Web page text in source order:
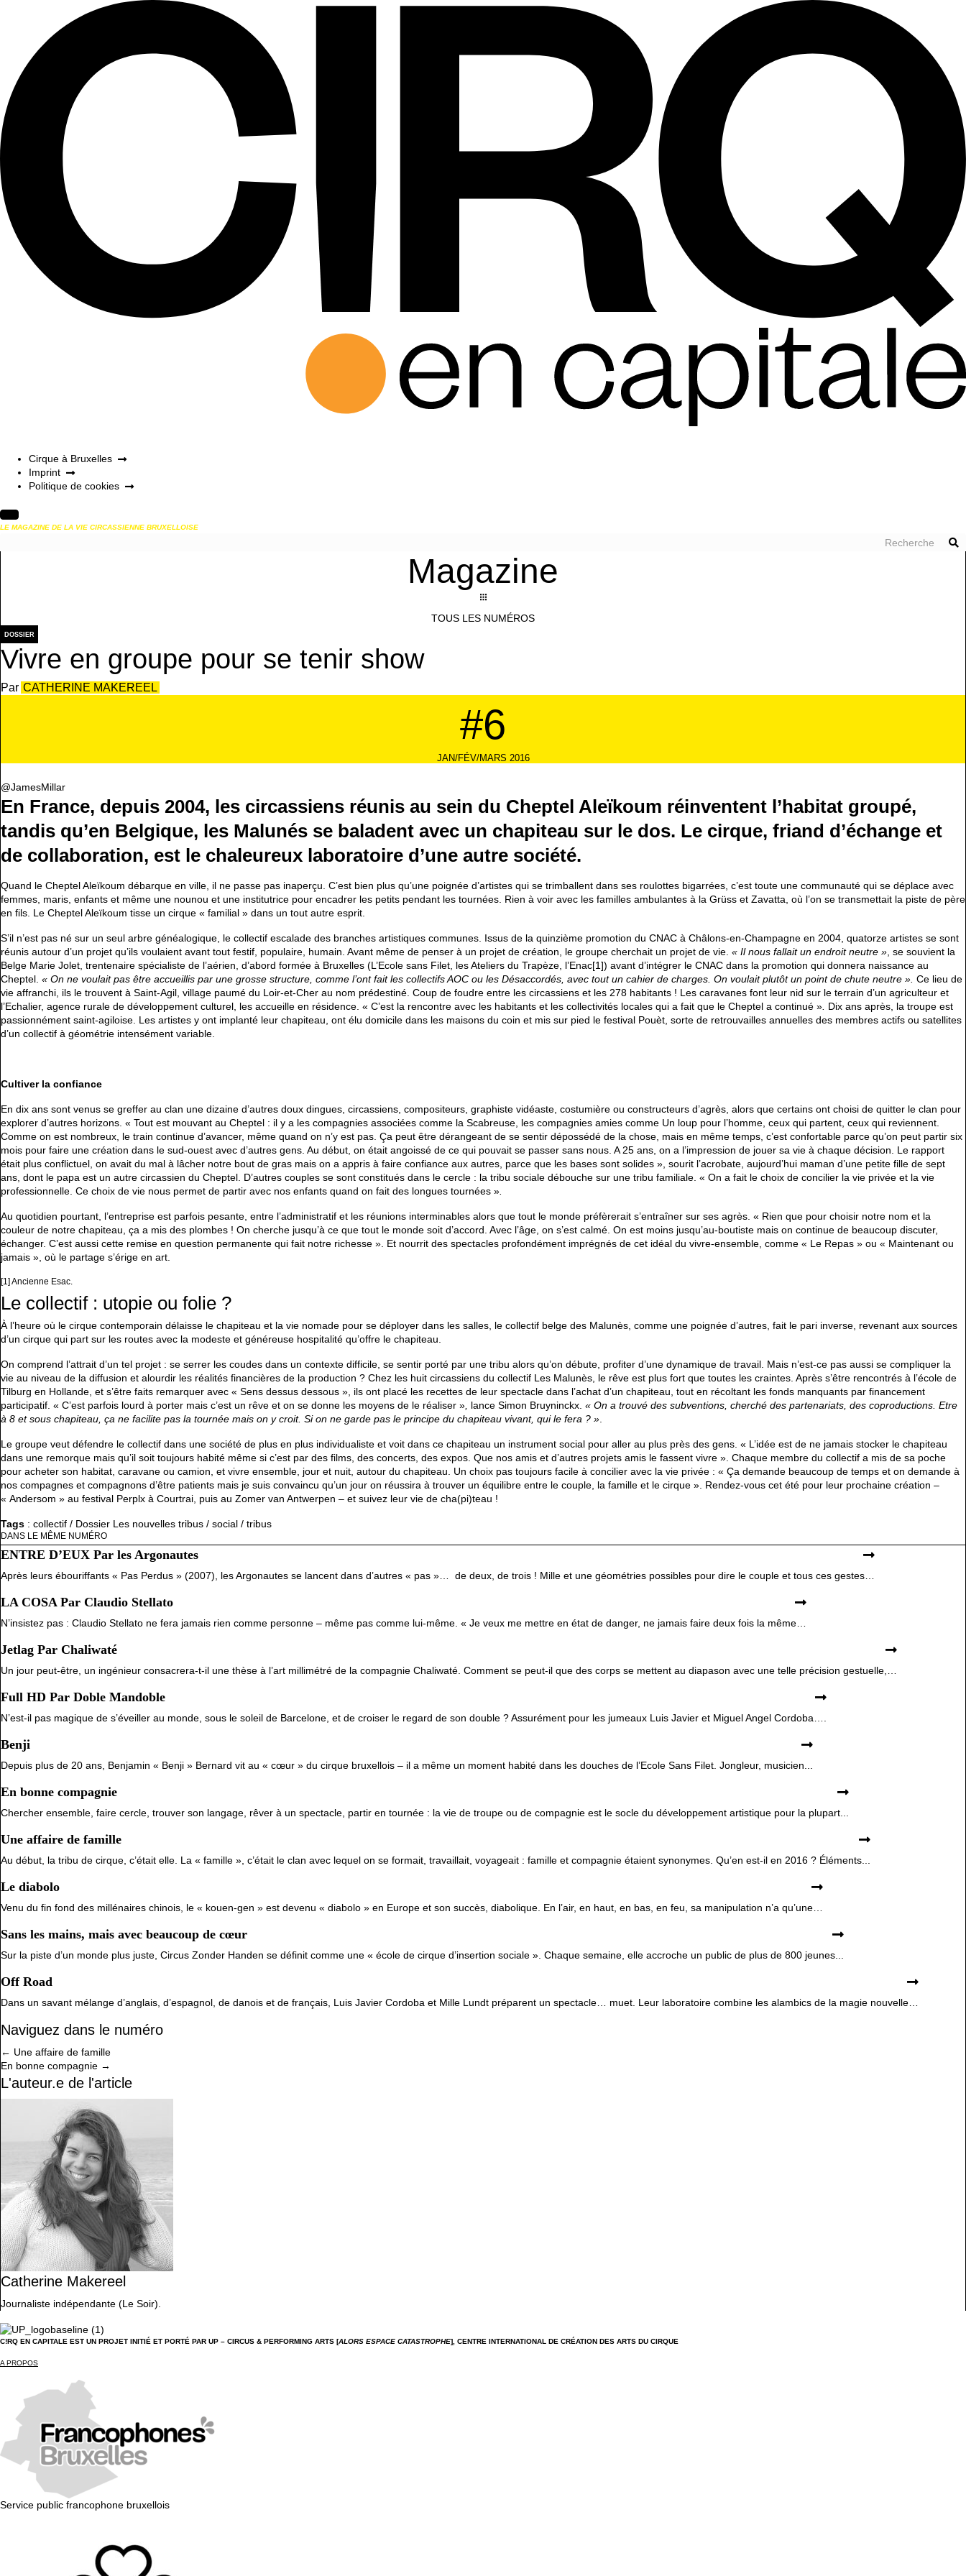
Cirque à Bruxelles
Imprint
Politique de cookies
LE MAGAZINE DE LA VIE CIRCASSIENNE BRUXELLOISE
Magazine
TOUS LES NUMÉROS
DOSSIER
Vivre en groupe pour se tenir show
CATHERINE MAKEREEL
#6
JAN/FÉV/MARS 2016
@JamesMillar
En France, depuis 2004, les circassiens réunis au sein du Cheptel Aleïkoum réinventent l’habitat groupé,
tandis qu’en Belgique, les Malunés se baladent avec un chapiteau sur le dos. Le cirque, friand d’échange et
de collaboration, est le chaleureux laboratoire d’une autre société.
Quand le Cheptel Aleïkoum débarque en ville, il ne passe pas inaperçu. C’est bien plus qu’une poignée d’artistes qui se trimballent dans ses roulottes bigarrées, c’est toute une communauté qui se déplace avec
femmes, maris, enfants et même une nounou et une institutrice pour encadrer les petits pendant les tournées. Rien à voir avec les familles ambulantes à la Grüss et Zavatta, où l’on se transmettait la piste de père
en fils. Le Cheptel Aleïkoum tisse un cirque « familial » dans un tout autre esprit.
S’il n’est pas né sur un seul arbre généalogique, le collectif escalade des branches artistiques communes. Issus de la quinzième promotion du CNAC à Châlons-en-Champagne en 2004, quatorze artistes se sont
réunis autour d’un projet qu’ils voulaient avant tout festif, populaire, humain. Avant même de penser à un projet de création, le groupe cherchait un projet de vie. « Il nous fallait un endroit neutre » , se souvient la
Belge Marie Jolet, trentenaire spécialiste de l’aérien, d’abord formée à Bruxelles (L’Ecole sans Filet, les Ateliers du Trapèze, l’Enac[1]) avant d’intégrer le CNAC dans la promotion qui donnera naissance au
Cheptel. « On ne voulait pas être accueillis par une grosse structure, comme l’ont fait les collectifs AOC ou les Désaccordés, avec tout un cahier de charges. On voulait plutôt un point de chute neutre ». Ce lieu de
vie affranchi, ils le trouvent à Saint-Agil, village paumé du Loir-et-Cher au nom prédestiné. Coup de foudre entre les circassiens et les 278 habitants ! Les caravanes font leur nid sur le terrain d’un agriculteur et
l’Echalier, agence rurale de développement culturel, les accueille en résidence. « C’est la rencontre avec les habitants et les collectivités locales qui a fait que le Cheptel a continué » Dix ans après, la troupe est
passionnément saint-agiloise. Les artistes y ont implanté leur chapiteau, ont élu domicile dans les maisons du coin et mis sur pied le festival Pouèt, sorte de retrouvailles annuelles des membres actifs ou satellites
d’un collectif à géométrie intensément variable.
Cultiver la confiance
En dix ans sont venus se greffer au clan une dizaine d’autres doux dingues, circassiens, compositeurs, graphiste vidéaste, costumière ou constructeurs d’agrès, alors que certains ont choisi de quitter le clan pour
explorer d’autres horizons. « Tout est mouvant au Cheptel : il y a les compagnies associées comme la Scabreuse, les compagnies amies comme Un loup pour l’homme, ceux qui partent, ceux qui reviennent.
Comme on est nombreux, le train continue d’avancer, même quand on n’y est pas. Ça peut être dérangeant de se sentir dépossédé de la chose, mais en même temps, c’est confortable parce qu’on peut partir six
mois pour faire une création dans le sud-ouest avec d’autres gens. Au début, on était angoissé de ce qui pouvait se passer sans nous. A 25 ans, on a l’impression de jouer sa vie à chaque décision. Le rapport
était plus conflictuel, on avait du mal à lâcher notre bout de gras mais on a appris à faire confiance aux autres, parce que les bases sont solides », sourit l’acrobate, aujourd’hui maman d’une petite fille de sept
ans, dont le papa est un autre circassien du Cheptel. D’autres couples se sont constitués dans le cercle : la tribu sociale débouche sur une tribu familiale. « On a fait le choix de concilier la vie privée et la vie
professionnelle. Ce choix de vie nous permet de partir avec nos enfants quand on fait des longues tournées »
Au quotidien pourtant, l’entreprise est parfois pesante, entre l’administratif et les réunions interminables alors que tout le monde préfèrerait s’entraîner sur ses agrès. « Rien que pour choisir notre nom et la
couleur de notre chapiteau, ça a mis des plombes ! On cherche jusqu’à ce que tout le monde soit d’accord. Avec l’âge, on s’est calmé. On est moins jusqu’au-boutiste mais on continue de beaucoup discuter,
échanger. C’est aussi cette remise en question permanente qui fait notre richesse ». Et nourrit des spectacles profondément imprégnés de cet idéal du vivre-ensemble, comme « Le Repas » ou « Maintenant ou
jamais », où le partage s’érige en art.
[1] Ancienne Esac.
Le collectif : utopie ou folie ?
À l’heure où le cirque contemporain délaisse le chapiteau et la vie nomade pour se déployer dans les salles, le collectif belge des Malunès, comme une poignée d’autres, fait le pari inverse, revenant aux sources
d’un cirque qui part sur les routes avec la modeste et généreuse hospitalité qu’offre le chapiteau.
On comprend l’attrait d’un tel projet : se serrer les coudes dans un contexte difficile, se sentir porté par une tribu alors qu’on débute, profiter d’une dynamique de travail. Mais n’est-ce pas aussi se compliquer la
vie au niveau de la diffusion et alourdir les réalités financières de la production ? Chez les huit circassiens du collectif Les Malunès, le rêve est plus fort que toutes les craintes. Après s’être rencontrés à l’école de
Tilburg en Hollande, et s’être faits remarquer avec « Sens dessus dessous », ils ont placé les recettes de leur spectacle dans l’achat d’un chapiteau, tout en récoltant les fonds manquants par financement
participatif. « C’est parfois lourd à porter mais c’est un rêve et on se donne les moyens de le réaliser » lance Simon Bruyninckx. « On a trouvé des subventions, cherché des partenariats, des coproductions. Etre
à 8 et sous chapiteau, ça ne facilite pas la tournée mais on y croit. Si on ne garde pas le principe du chapiteau vivant, qui le fera ? »
Le groupe veut défendre le collectif dans une société de plus en plus individualiste et voit dans ce chapiteau un instrument social pour aller au plus près des gens. « L’idée est de ne jamais stocker le chapiteau
dans une remorque mais qu’il soit toujours habité même si c’est par des films, des concerts, des expos. Que nos amis et d’autres projets amis le fassent vivre ». Chaque membre du collectif a mis de sa poche
pour acheter son habitat, caravane ou camion, et vivre ensemble, jour et nuit, autour du chapiteau. Un choix pas toujours facile à concilier avec la vie privée : « Ça demande beaucoup de temps et on demande à
nos compagnes et compagnons d’être patients mais je suis convaincu qu’un jour on réussira à trouver un équilibre entre le couple, la famille et le cirque ». Rendez-vous cet été pour leur prochaine création –
« Andersom » au festival Perplx à Courtrai, puis au Zomer van Antwerpen – et suivez leur vie de cha(pi)teau !
Tags : collectif / Dossier Les nouvelles tribus / social / tribus
DANS LE MÊME NUMÉRO
ENTRE D’EUX Par les Argonautes
Après leurs ébouriffants « Pas Perdus » (2007), les Argonautes se lancent dans d’autres « pas »… de deux, de trois ! Mille et une géométries possibles pour dire le couple et tous ces gestes…
LA COSA Par Claudio Stellato
N’insistez pas : Claudio Stellato ne fera jamais rien comme personne – même pas comme lui-même. « Je veux me mettre en état de danger, ne jamais faire deux fois la même…
Jetlag Par Chaliwaté
Un jour peut-être, un ingénieur consacrera-t-il une thèse à l’art millimétré de la compagnie Chaliwaté. Comment se peut-il que des corps se mettent au diapason avec une telle précision gestuelle,…
Full HD Par Doble Mandoble
N’est-il pas magique de s’éveiller au monde, sous le soleil de Barcelone, et de croiser le regard de son double ? Assurément pour les jumeaux Luis Javier et Miguel Angel Cordoba….
Benji
Depuis plus de 20 ans, Benjamin « Benji » Bernard vit au « cœur » du cirque bruxellois – il a même un moment habité dans les douches de l’Ecole Sans Filet. Jongleur, musicien...
En bonne compagnie
Chercher ensemble, faire cercle, trouver son langage, rêver à un spectacle, partir en tournée : la vie de troupe ou de compagnie est le socle du développement artistique pour la plupart...
Une affaire de famille
Au début, la tribu de cirque, c’était elle. La « famille », c’était le clan avec lequel on se formait, travaillait, voyageait : famille et compagnie étaient synonymes. Qu’en est-il en 2016 ? Éléments...
Le diabolo
Venu du fin fond des millénaires chinois, le « kouen-gen » est devenu « diabolo » en Europe et son succès, diabolique. En l’air, en haut, en bas, en feu, sa manipulation n’a qu’une…
Sans les mains, mais avec beaucoup de cœur
Sur la piste d’un monde plus juste, Circus Zonder Handen se définit comme une « école de cirque d’insertion sociale ». Chaque semaine, elle accroche un public de plus de 800 jeunes...
Off Road
Dans un savant mélange d’anglais, d’espagnol, de danois et de français, Luis Javier Cordoba et Mille Lundt préparent un spectacle… muet. Leur laboratoire combine les alambics de la magie nouvelle…
Naviguez dans le numéro
Posts
navigation
← Une affaire de famille
En bonne compagnie →
L'auteur.e de l'article
Catherine Makereel
Journaliste indépendante (Le Soir).
C!RQ EN CAPITALE EST UN PROJET INITIÉ ET PORTÉ PAR UP – CIRCUS & PERFORMING ARTS [ALORS ESPACE CATASTROPHE], CENTRE INTERNATIONAL DE CRÉATION DES ARTS DU CIRQUE
A PROPOS
Service public francophone bruxellois